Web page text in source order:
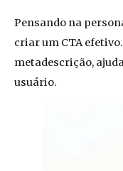
Pensando na
criar um CTA
metadescrição,
usuário.